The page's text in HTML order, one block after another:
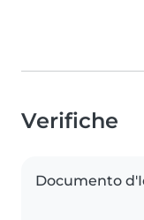
Verifiche
Documento